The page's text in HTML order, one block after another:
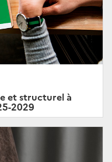
et structurel à
2029